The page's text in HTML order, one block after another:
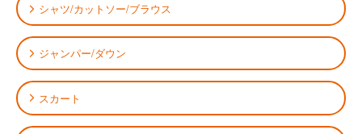
シャツ/カットソー/ブラウス
ジャンパー/ダウン
スカート